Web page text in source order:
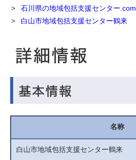
石川県の地域包括支援センター.com
白山市地域包括支援センター鶴来
名称
白山市地域包括支援センター鶴来